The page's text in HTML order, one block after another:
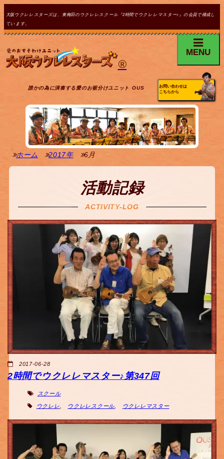
大阪ウクレレスターズは、東梅田のウクレレスクール『2時間でウクレレマスター♪』の会員で構成し
ています。
®
MENU
誰かの為に演奏する愛のお裾分けユニット OUS
お問い合わせは
こちらから
ホーム 2017年 6月
活動記録
ACTIVITY-LOG
2017-06-28
2時間でウクレレマスター♪第347回
スクール
ウクレレ ウクレレスクール, ウクレレマスター